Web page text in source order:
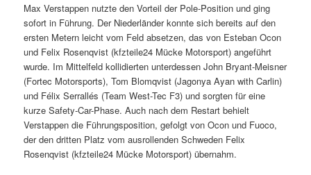
Max Verstappen nutzte den Vorteil der Pole-Position und ging
sofort in Führung. Der Niederländer konnte sich bereits auf den
ersten Metern leicht vom Feld absetzen, das von Esteban Ocon
und Felix Rosenqvist (kfzteile24 Mücke Motorsport) angeführt
wurde. Im Mittelfeld kollidierten unterdessen John Bryant-Meisner
(Fortec Motorsports), Tom Blomqvist (Jagonya Ayan with Carlin)
und Félix Serrallés (Team West-Tec F3) und sorgten für eine
kurze Safety-Car-Phase. Auch nach dem Restart behielt
Verstappen die Führungsposition, gefolgt von Ocon und Fuoco,
der den dritten Platz vom ausrollenden Schweden Felix
Rosenqvist (kfzteile24 Mücke Motorsport) übernahm.